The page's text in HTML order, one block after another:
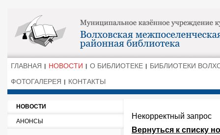
ГЛАВНАЯ НОВОСТИ О БИБЛИОТЕКЕ
БИБЛИОТЕКИ
ФОТОГАЛЕРЕЯ
КОНТАКТЫ
НОВОСТИ
АНОНСЫ
Некорректный запрос
Вернуться к списку